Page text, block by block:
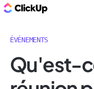
ÉVÉNEMENTS
Qu'est-